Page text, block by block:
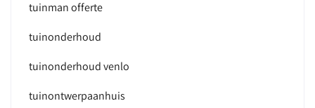
tuinman offerte
tuinonderhoud
tuinonderhoud venlo
tuinontwerpaanhuis